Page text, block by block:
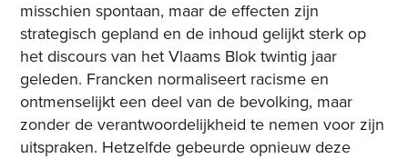
misschien spontaan, maar de effecten zijn
strategisch gepland en de inhoud gelijkt sterk op
het discours van het Vlaams Blok twintig jaar
geleden. Francken normaliseert racisme en
ontmenselijkt een deel van de bevolking, maar
zonder de verantwoordelijkheid te nemen voor zijn
uitspraken. Hetzelfde gebeurde opnieuw deze